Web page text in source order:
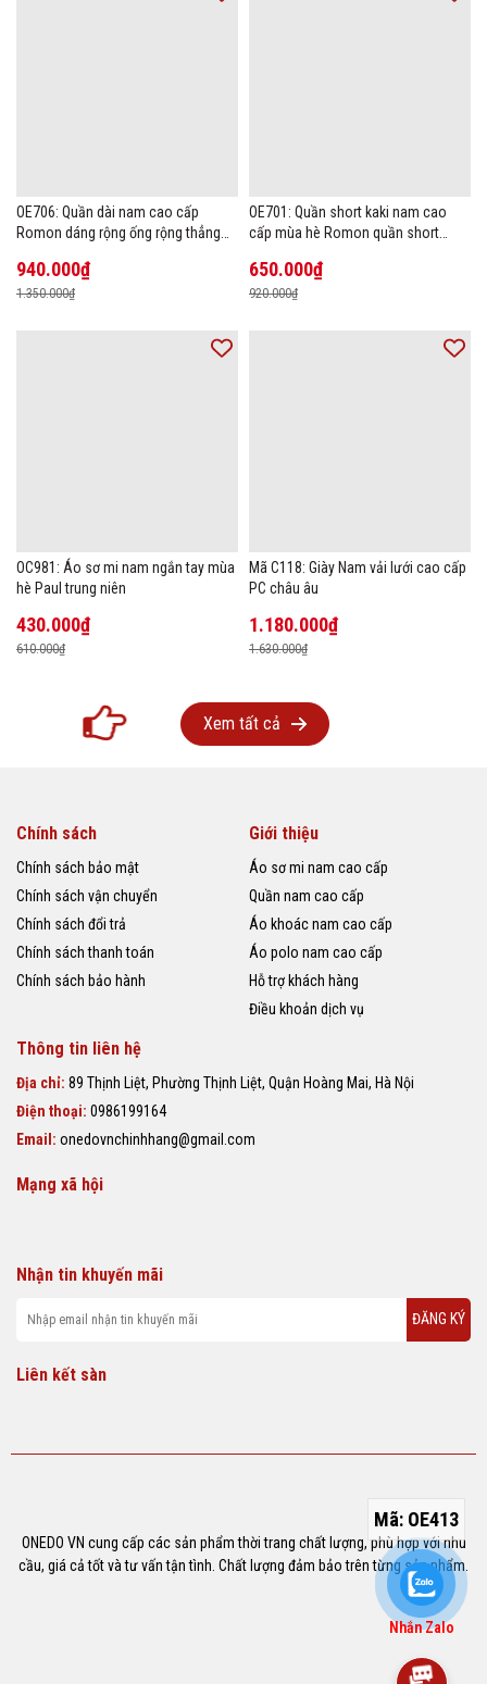
Mã: OE413
OE706: Quần dài nam cao cấp
Romon dáng rộng ống rộng thẳng
940.000₫
1.350.000₫
OE701: Quần short kaki nam cao
cấp mùa hè Romon quần short
650.000₫
920.000₫
OC981: Áo sơ mi nam ngắn tay mùa
hè Paul trung niên
430.000₫
610.000₫
Mã C118: Giày Nam vải lưới cao cấp
PC châu âu
1.180.000₫
1.630.000₫
Xem tất cả
Chính sách
Chính sách bảo mật
Chính sách vận chuyển
Chính sách đổi trả
Chính sách thanh toán
Chính sách bảo hành
Giới thiệu
Áo sơ mi nam cao cấp
Quần nam cao cấp
Áo khoác nam cao cấp
Áo polo nam cao cấp
Hỗ trợ khách hàng
Điều khoản dịch vụ
Thông tin liên hệ
Địa chỉ: 89 Thịnh Liệt, Phường Thịnh Liệt, Quận Hoàng Mai, Hà Nội
Điện thoại: 0986199164
Email: onedovnchinhhang@gmail.com
Mạng xã hội
Nhận tin khuyến mãi
Liên kết sàn
ONEDO VN cung cấp các sản phẩm thời trang chất lượng, phù hợp với nhu
cầu, giá cả tốt và tư vấn tận tình. Chất lượng đảm bảo trên từng sản phẩm.
Nhắn Zalo